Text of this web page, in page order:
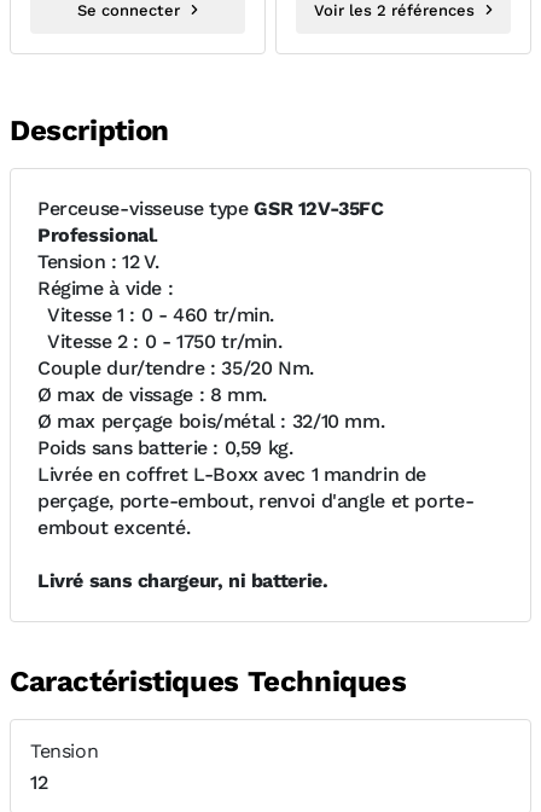
Se connecter Voir les 2 références
Description
Perceuse-visseuse typeGSR 12V-35FC
Professional.
Tension : 12 V.
Régime à vide :
Vitesse 1 : 0 - 460 tr/min.
Vitesse 2 : 0 - 1750 tr/min.
Couple dur/tendre : 35/20 Nm.
Ø max de vissage : 8 mm.
Ø max perçage bois/métal : 32/10 mm.
Poids sans batterie : 0,59 kg.
Livrée en coffret L-Boxx avec 1 mandrin de
perçage, porte-embout, renvoi d'angle et porte-
embout excenté.
Livré sans chargeur, ni batterie.
Caractéristiques Techniques
Tension
12